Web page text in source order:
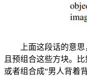
上面这段话的意思
且预组合这些方块。比
或者组合成“男人背着